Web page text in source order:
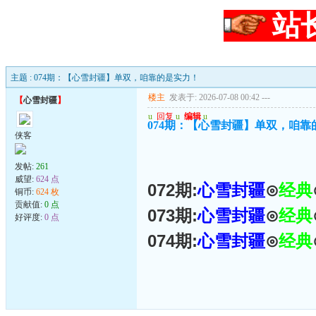
站
主题 : 074期：【心雪封疆】单双，咱靠的是实力！
【心雪封疆】
侠客
发帖: 261
威望: 624 点
铜币: 624 枚
贡献值: 0 点
好评度: 0 点
楼主 发表于: 2026-07-08 00:42 ---
u 回复 u 编辑 u
074期：【心雪封疆】单双，咱靠
072期:心雪封疆⊙经典
073期:心雪封疆⊙经典
074期:心雪封疆⊙经典